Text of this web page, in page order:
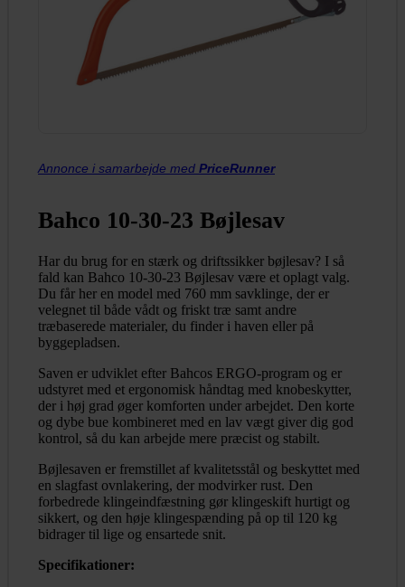
Annonce i samarbejde med PriceRunner
Bahco 10-30-23 Bøjlesav
Har du brug for en stærk og driftssikker bøjlesav? I så
fald kan Bahco 10-30-23 Bøjlesav være et oplagt valg.
Du får her en model med 760 mm savklinge, der er
velegnet til både vådt og friskt træ samt andre
træbaserede materialer, du finder i haven eller på
byggepladsen.
Saven er udviklet efter Bahcos ERGO-program og er
udstyret med et ergonomisk håndtag med knobeskytter,
der i høj grad øger komforten under arbejdet. Den korte
og dybe bue kombineret med en lav vægt giver dig god
kontrol, så du kan arbejde mere præcist og stabilt.
Bøjlesaven er fremstillet af kvalitetsstål og beskyttet med
en slagfast ovnlakering, der modvirker rust. Den
forbedrede klingeindfæstning gør klingeskift hurtigt og
sikkert, og den høje klingespænding på op til 120 kg
bidrager til lige og ensartede snit.
Specifikationer: